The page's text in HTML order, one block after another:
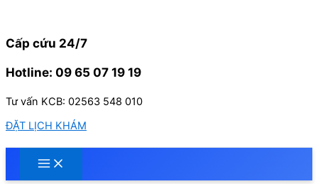
nội
Cấp cứu 24/7
Hotline: 09 65 07 19 19
Tư vấn KCB: 02563 548 010
ĐẶT LỊCH KHÁM